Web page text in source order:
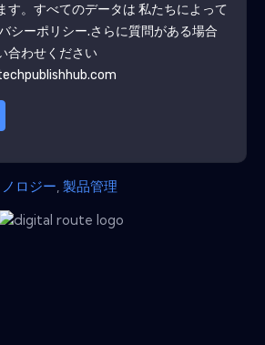
す。すべてのデータは 私たちによって
シーポリシー.さらに質問がある場合
合わせください
ロジー 製品管理